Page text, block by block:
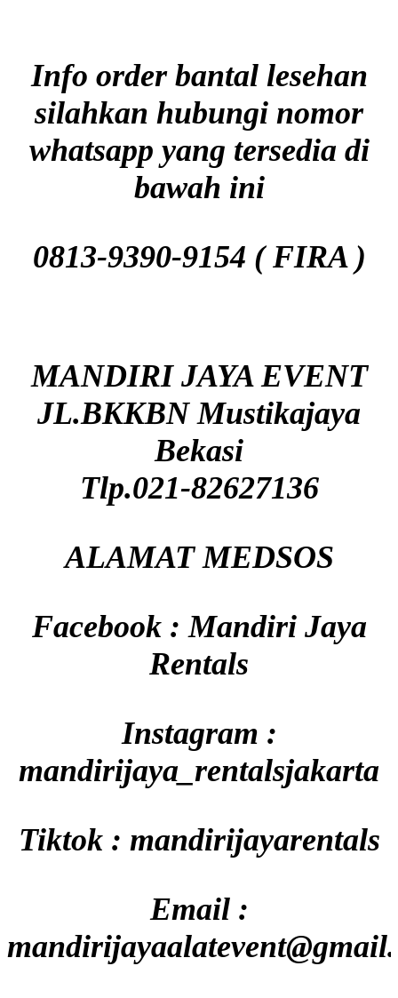
Info order bantal lesehan
silahkan hubungi nomor
whatsapp yang tersedia di
bawah ini
0813-9390-9154 ( FIRA )
MANDIRI JAYA EVENT
JL.BKKBN Mustikajaya
Bekasi
Tlp.021-82627136
ALAMAT MEDSOS
Facebook : Mandiri Jaya
Rentals
Instagram :
mandirijaya_rentalsjakarta
Tiktok : mandirijayarentals
Email :